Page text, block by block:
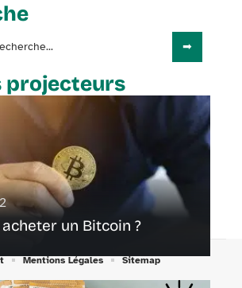
projecteurs
un Bitcoin ?
Mentions Légales Sitemap